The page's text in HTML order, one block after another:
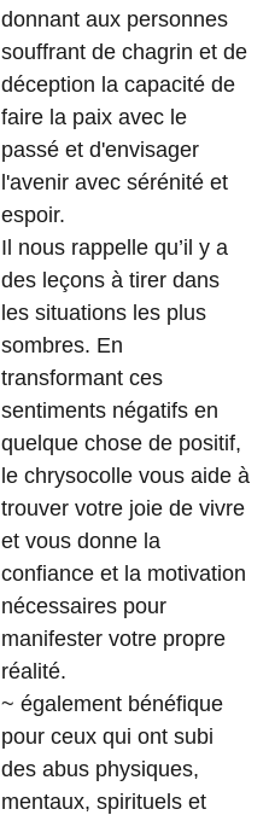
donnant aux personnes
souffrant de chagrin et de
déception la capacité de
faire la paix avec le
passé et d'envisager
l'avenir avec sérénité et
espoir.
Il nous rappelle qu’il y a
des leçons à tirer dans
les situations les plus
sombres. En
transformant ces
sentiments négatifs en
quelque chose de positif,
le chrysocolle vous aide à
trouver votre joie de vivre
et vous donne la
confiance et la motivation
nécessaires pour
manifester votre propre
réalité.
~ également bénéfique
pour ceux qui ont subi
des abus physiques,
mentaux, spirituels et